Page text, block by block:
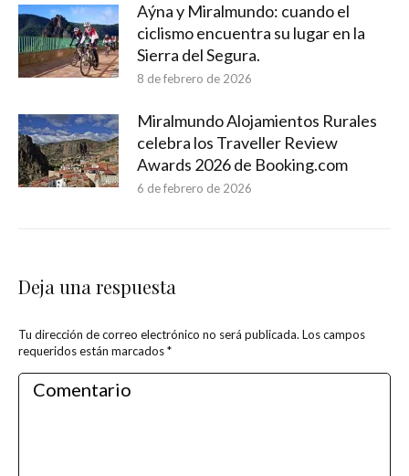
Aýna y Miralmundo: cuando el
ciclismo encuentra su lugar en la
Sierra del Segura.
8 de febrero de 2026
Miralmundo Alojamientos Rurales
celebra los Traveller Review
Awards 2026 de Booking.com
6 de febrero de 2026
Deja una respuesta
Tu dirección de correo electrónico no será publicada. Los campos
requeridos están marcados*
Comentario